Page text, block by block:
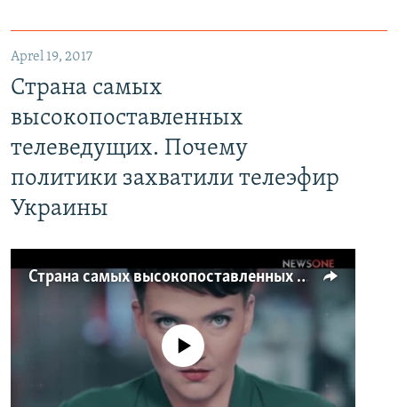
Aprel 19, 2017
Страна самых
высокопоставленных
телеведущих. Почему
политики захватили телеэфир
Украины
Страна самых высокопоставленных телеведущих. Почему политики захватили телеэфир Украины
No media source currently available